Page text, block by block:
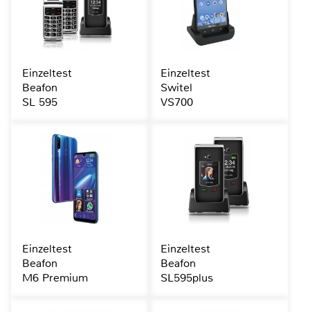
Einzeltest
Beafon
SL 595
Einzeltest
Switel
VS700
Einzeltest
Beafon
M6 Premium
Einzeltest
Beafon
SL595plus